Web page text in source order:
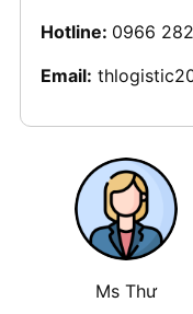
Hotline: 0966
Email:
Ms Thư